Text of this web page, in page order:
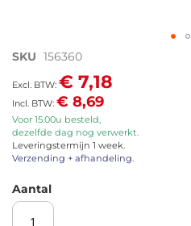
Ga
het
begin
van
de
afbeeldingen-
SKU 156360
€ 8,69
€ 7,18
Voor 15.00u besteld,
dezelfde dag nog verwerkt.
Leveringstermijn 1 week.
Verzending + afhandeling.
Aantal